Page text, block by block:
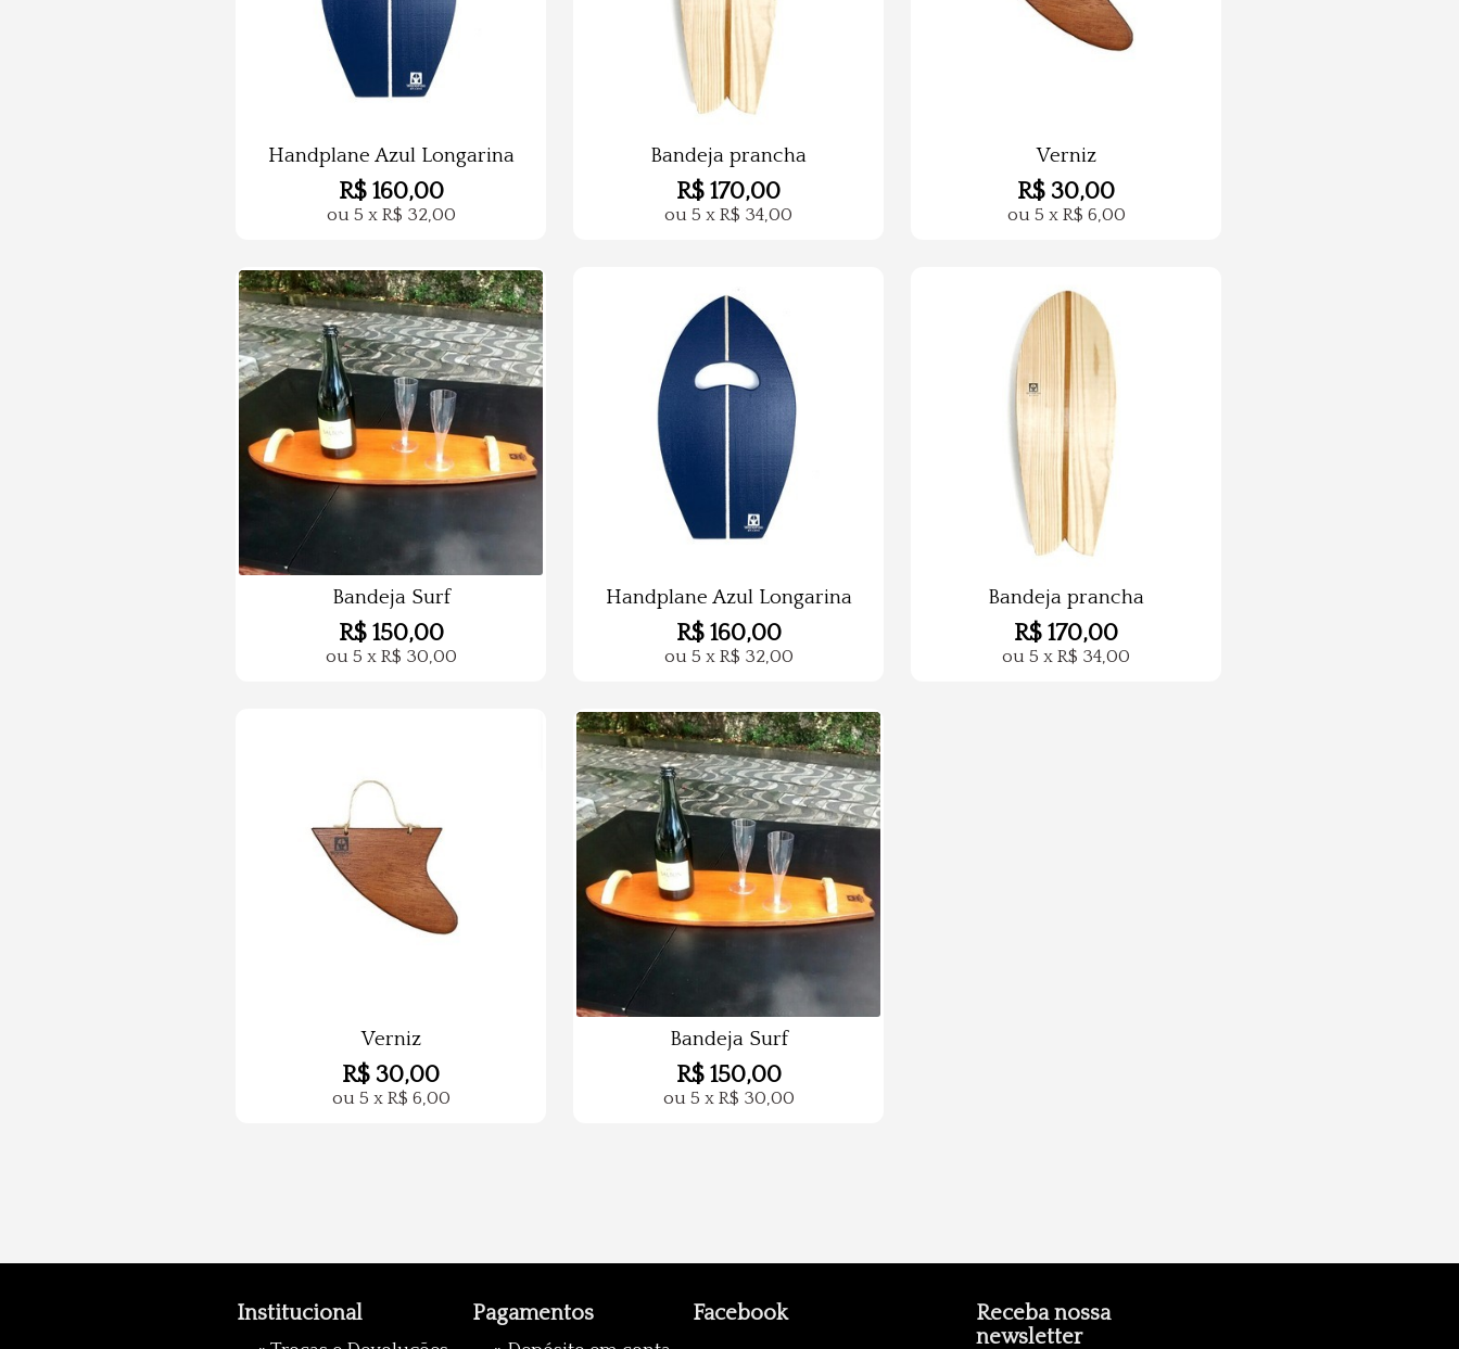
Handplane Azul Longarina
R$ 160,00
ou 5 x R$ 32,00
Bandeja prancha
R$ 170,00
ou 5 x R$ 34,00
Verniz
R$ 30,00
ou 5 x R$ 6,00
Bandeja Surf
R$ 150,00
ou 5 x R$ 30,00
Handplane Azul Longarina
R$ 160,00
ou 5 x R$ 32,00
Bandeja prancha
R$ 170,00
ou 5 x R$ 34,00
Verniz
R$ 30,00
ou 5 x R$ 6,00
Bandeja Surf
R$ 150,00
ou 5 x R$ 30,00
Institucional Pagamentos Facebook
Receba nossa
newsletter